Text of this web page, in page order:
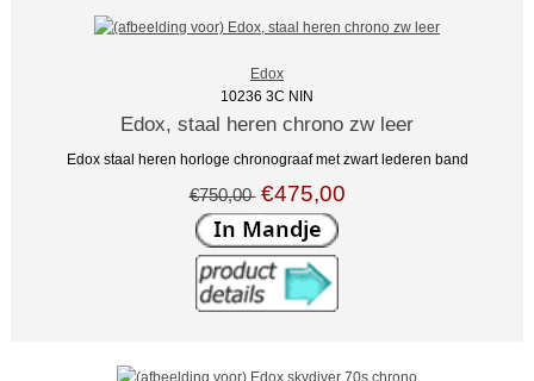
Edox
10236 3C NIN
Edox, staal heren chrono zw leer
Edox staal heren horloge chronograaf met zwart lederen band
€750,00 €475,00